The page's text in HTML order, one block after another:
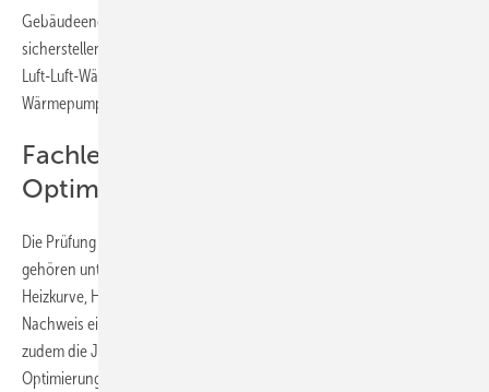
Gebäudeenergiegesetzes. Die Prüfung soll einen effizienten Betrieb
sicherstellen. Ausgenommen sind Brauchwasser-Wärmepumpen und
Luft-Luft-Wärmepumpen, sogenannte Klimageräte, sowie
Wärmepumpen, die einer Fernkontrolle unterliegen.
Fachleute geben Hinweise zur
Optimierung
Die Prüfung erfolgt nach dem ersten Mal alle fünf Jahre. Zum Umfang
gehören unter anderem das Überprüfen der Regelparameter wie
Heizkurve, Heizgrenztemperatur und Pumpeneinstellung sowie der
Nachweis eines hydraulischen Abgleichs. Fachpersonen werten
zudem die Jahresarbeitszahl aus und geben Hinweise zur
Optimierung, falls größere Abweichungen zu den erwarteten Werten